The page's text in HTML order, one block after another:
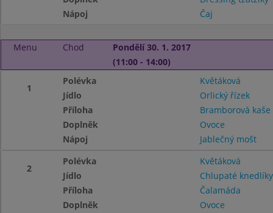
Nápoj
Čaj
Menu Chod
Pondělí 30. 1. 2017
(11:00 - 14:00)
1
Polévka
Květáková
Jídlo
Orlický řízek
Příloha
Bramborová
Doplněk
Ovoce
Nápoj
Jablečný mošt
2
Polévka
Květáková
Jídlo
Chlupaté
Příloha
Čalamáda
Doplněk
Ovoce